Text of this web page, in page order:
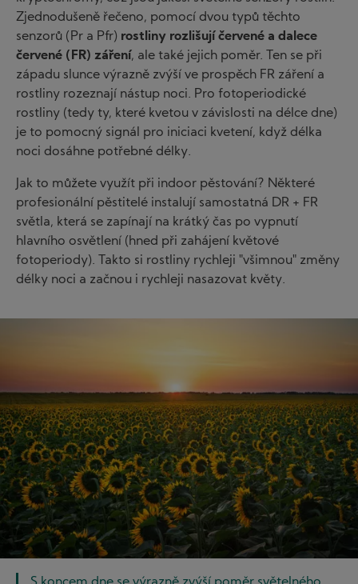
Zjednodušeně řečeno, pomocí dvou typů těchto
senzorů (Pr a Pfr) rostliny rozlišují červené a dalece
červené (FR) záření, ale také jejich poměr. Ten se při
západu slunce výrazně zvýší ve prospěch FR záření a
rostliny rozeznají nástup noci. Pro fotoperiodické
rostliny (tedy ty, které kvetou v závislosti na délce dne)
je to pomocný signál pro iniciaci kvetení, když délka
noci dosáhne potřebné délky.
Jak to můžete využít při indoor pěstování? Některé
profesionální pěstitelé instalují samostatná DR + FR
světla, která se zapínají na krátký čas po vypnutí
hlavního osvětlení (hned při zahájení květové
fotoperiody). Takto si rostliny rychleji "všimnou" změny
délky noci a začnou i rychleji nasazovat květy.